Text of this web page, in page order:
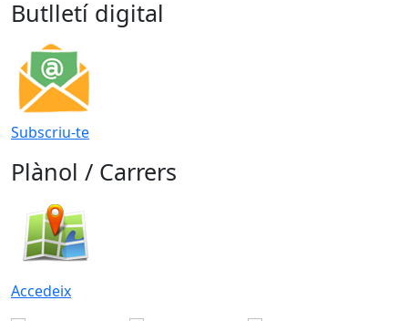
Butlletí digital
Subscriu-te
Plànol / Carrers
Accedeix